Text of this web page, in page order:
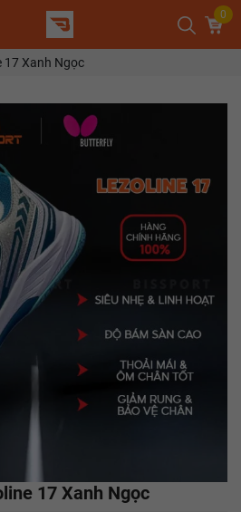
0
17 Xanh Ngọc
17 Xanh Ngọc